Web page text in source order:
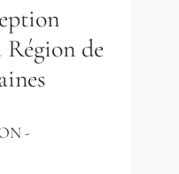
Région de
-